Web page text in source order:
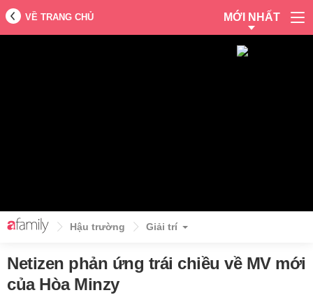
VỀ TRANG CHỦ MỚI NHẤT
Hậu trường Giải trí
Netizen phản ứng trái chiều về MV mới
của Hòa Minzy